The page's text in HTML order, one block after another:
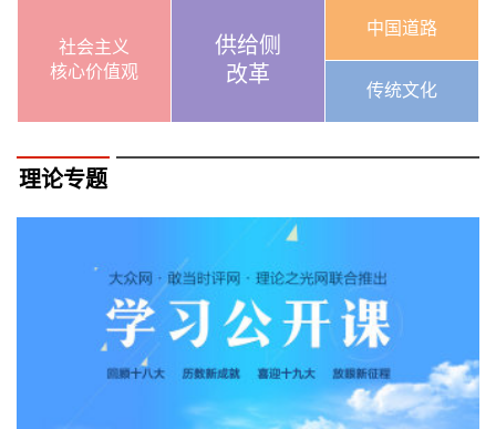
社会主义
核心价值观
供给侧
改革
中国道路
传统文化
理论专题